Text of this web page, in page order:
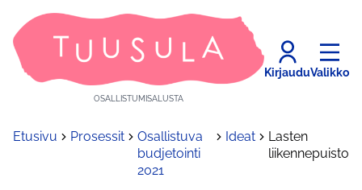
OSALLISTUMISALUSTA
KirjauduValikko
Etusivu Prosessit
Osallistuva
budjetointi
2021
Ideat
Lasten
liikennepuisto